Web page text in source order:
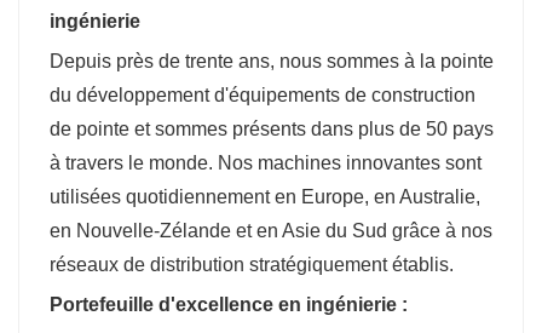
ingénierie
Depuis près de trente ans, nous sommes à la pointe
du développement d'équipements de construction
de pointe et sommes présents dans plus de 50 pays
à travers le monde. Nos machines innovantes sont
utilisées quotidiennement en Europe, en Australie,
en Nouvelle-Zélande et en Asie du Sud grâce à nos
réseaux de distribution stratégiquement établis.
Portefeuille d'excellence en ingénierie :